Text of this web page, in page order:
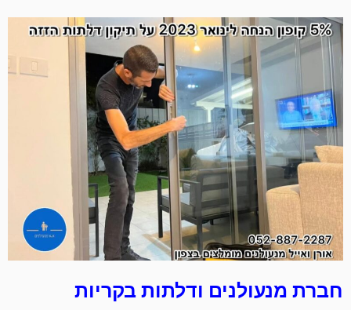
חברת מנעולנים ודלתות בקריות